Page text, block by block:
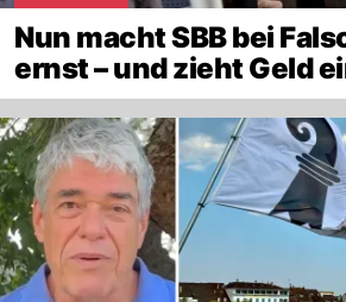
Nun macht SBB bei
ernst – und zieht Geld